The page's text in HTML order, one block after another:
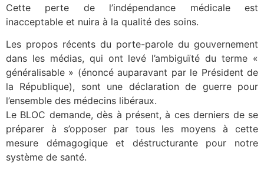
Cette perte de l’indépendance médicale est
inacceptable et nuira à la qualité des soins.
Les propos récents du porte-parole du gouvernement
dans les médias, qui ont levé l’ambiguïté du terme «
généralisable » (énoncé auparavant par le Président de
la République), sont une déclaration de guerre pour
l’ensemble des médecins libéraux.
Le BLOC demande, dès à présent, à ces derniers de se
préparer à s’opposer par tous les moyens à cette
mesure démagogique et déstructurante pour notre
système de santé.